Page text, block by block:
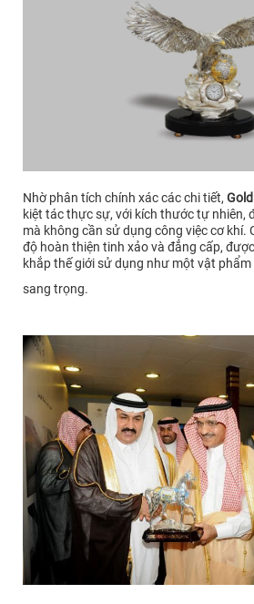
Nhờ phân tích chính xác các chi tiết,
kiệt tác thực sự, với kích thước tự nhiên,
mà không cần sử dụng công việc cơ khí.
độ hoàn thiện tinh xảo và đẳng cấp,
khắp thế giới sử dụng như một vật
sang trọng.